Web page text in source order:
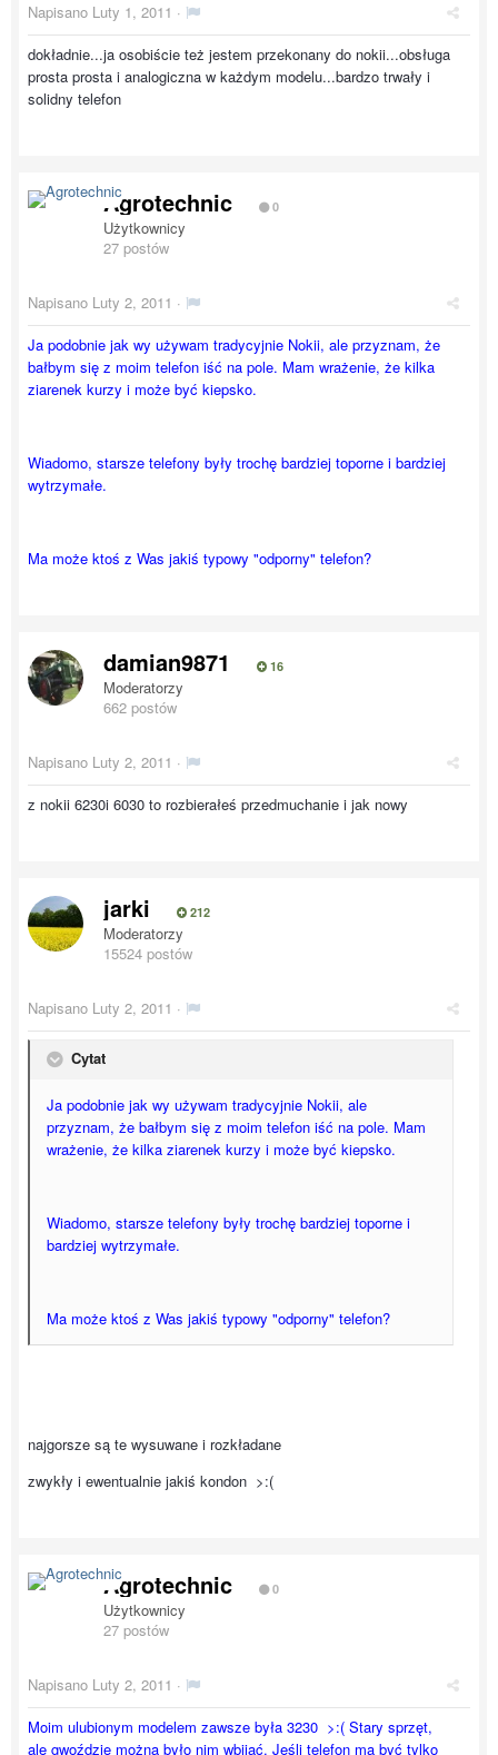
Napisano Luty 1, 2011 ·
dokładnie...ja osobiście też jestem przekonany do nokii...obsługa
prosta prosta i analogiczna w każdym modelu...bardzo trwały i
solidny telefon
Agrotechnic 0
Użytkownicy
27 postów
Napisano Luty 2, 2011 ·
Ja podobnie jak wy używam tradycyjnie Nokii, ale przyznam, że
bałbym się z moim telefon iść na pole. Mam wrażenie, że kilka
ziarenek kurzy i może być kiepsko.
Wiadomo, starsze telefony były trochę bardziej toporne i bardziej
wytrzymałe.
Ma może ktoś z Was jakiś typowy "odporny" telefon?
damian9871 16
Moderatorzy
662 postów
Napisano Luty 2, 2011 ·
z nokii 6230i 6030 to rozbierałeś przedmuchanie i jak nowy
jarki 212
Moderatorzy
15524 postów
Napisano Luty 2, 2011 ·
Cytat
Ja podobnie jak wy używam tradycyjnie Nokii, ale
przyznam, że bałbym się z moim telefon iść na pole. Mam
wrażenie, że kilka ziarenek kurzy i może być kiepsko.
Wiadomo, starsze telefony były trochę bardziej toporne i
bardziej wytrzymałe.
Ma może ktoś z Was jakiś typowy "odporny" telefon?
najgorsze są te wysuwane i rozkładane
zwykły i ewentualnie jakiś kondon >:(
Agrotechnic 0
Użytkownicy
27 postów
Napisano Luty 2, 2011 ·
Moim ulubionym modelem zawsze była 3230 >:( Stary sprzęt,
ale gwoździe można było nim wbijać. Jeśli telefon ma być tylko